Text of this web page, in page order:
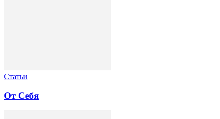
Статьи
От Себя